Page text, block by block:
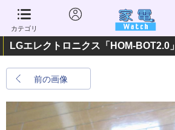
カテゴリ
LGエレクトロニクス「HOM-BOT2.0」
前の画像